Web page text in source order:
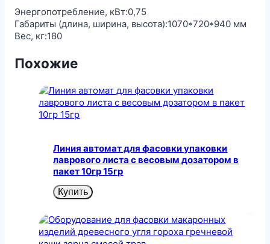
Энергопотребление, кВт:0,75
Габариты (длина, ширина, высота):1070*720*940 мм
Вес, кг:180
Похожие
Линия автомат для фасовки упаковки
лаврового листа с весовым дозатором в
пакет 10гр 15гр
Купить